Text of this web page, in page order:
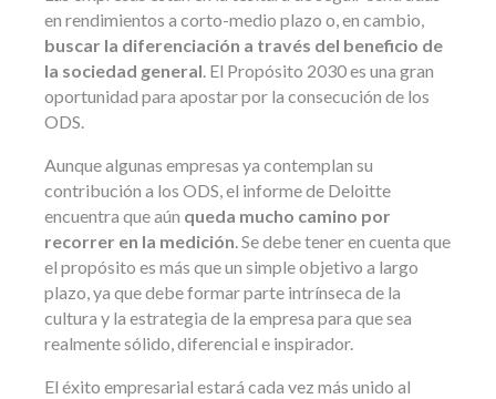
en rendimientos a corto-medio plazo o, en cambio,
buscar la diferenciación a través del beneficio de
la sociedad general. El Propósito 2030 es una gran
oportunidad para apostar por la consecución de los
ODS.
Aunque algunas empresas ya contemplan su
contribución a los ODS, el informe de Deloitte
encuentra que aún queda mucho camino por
recorrer en la medición. Se debe tener en cuenta que
el propósito es más que un simple objetivo a largo
plazo, ya que debe formar parte intrínseca de la
cultura y la estrategia de la empresa para que sea
realmente sólido, diferencial e inspirador.
El éxito empresarial estará cada vez más unido al